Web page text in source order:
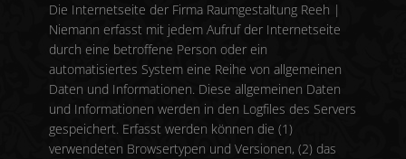
Die Internetseite der Firma Raumgestaltung Reeh |
Niemann erfasst mit jedem Aufruf der Internetseite
durch eine betroffene Person oder ein
automatisiertes System eine Reihe von allgemeinen
Daten und Informationen. Diese allgemeinen Daten
und Informationen werden in den Logfiles des Servers
gespeichert. Erfasst werden können die (1)
verwendeten Browsertypen und Versionen, (2) das